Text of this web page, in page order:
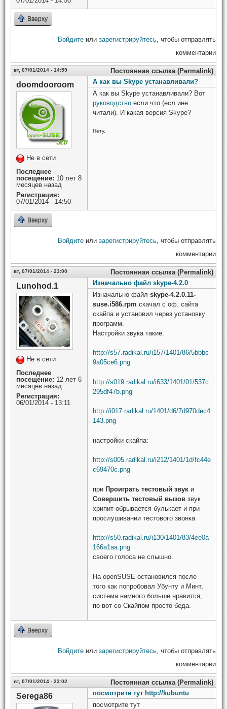
Вверху
Войдите или зарегистрируйтесь , чтобы отправлять
комментарии
вт, 07/01/2014 - 14:59 Постоянная ссылка (Permalink)
doomdooroom
Не в сети
Последнее
посещение: 10 лет 8
месяцев назад
Регистрация:
07/01/2014 - 14:50
А как вы Skype устанавливали?
А как вы Skype устанавливали? Вот
руководство если что (есл ине
читали). И какая версия Skype?
Нету.
Вверху
Войдите или зарегистрируйтесь , чтобы отправлять
комментарии
вт, 07/01/2014 - 23:00 Постоянная ссылка (Permalink)
Lunohod.1
Не в сети
Последнее
посещение: 12 лет 6
месяцев назад
Регистрация:
06/01/2014 - 13:11
Изначально файл skype-4.2.0
Изначально файл skype-4.2.0.11-
suse.i586.rpm скачал с оф. сайта
скайпа и установил через установку
программ.
Настройки звука такие:
http://s57.radikal.ru/i157/1401/86/5bbbc
9a05ce6.png
http://s019.radikal.ru/i633/1401/01/537c
295df47b.png
http://i017.radikal.ru/1401/d6/7d970dec4
143.png
настройки скайпа:
http://s005.radikal.ru/i212/1401/1d/fc44e
c69470c.png
при Проиграть тестовый звук и
Совершить тестовый вызов звук
хрипит обрывается булькает и при
прослушивании тестового звонка
http://s50.radikal.ru/i130/1401/83/4ee0a
166a1aa.png
своего голоса не слышно.
На openSUSE остановился после
того как попробовал Убунту и Минт,
система намного больше нравится,
по вот со Скайпом просто беда.
Вверху
Войдите или зарегистрируйтесь, чтобы отправлять
комментарии
вт, 07/01/2014 - 23:02 Постоянная ссылка (Permalink)
Serega86
посмотрите тут http://kubuntu
посмотрите тут